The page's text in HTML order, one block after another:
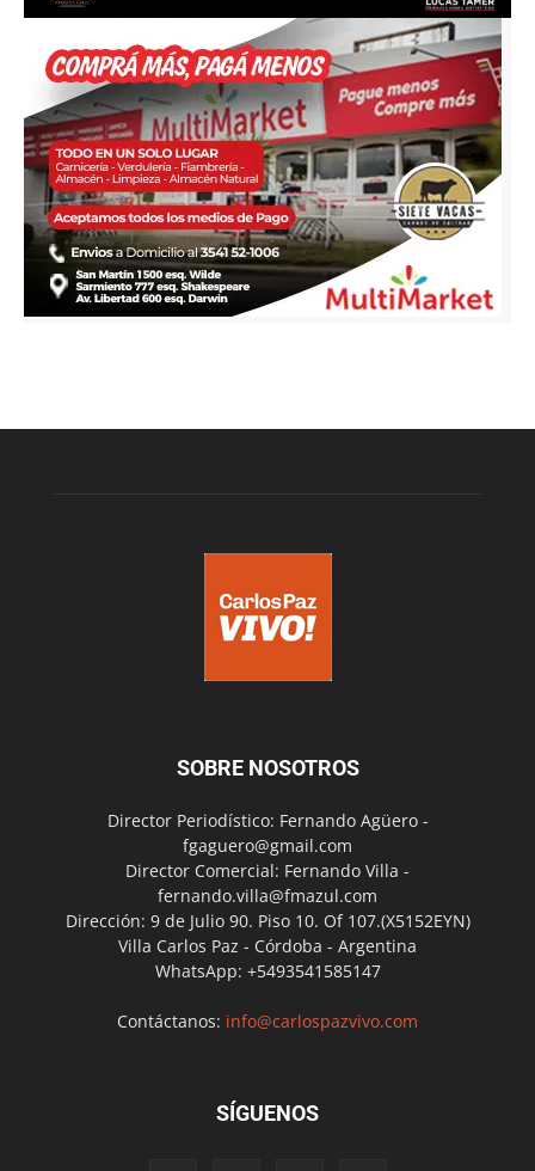
SOBRE NOSOTROS
Director Periodístico: Fernando Agüero -
fgaguero@gmail.com
Director Comercial: Fernando Villa -
fernando.villa@fmazul.com
Dirección: 9 de Julio 90. Piso 10. Of 107.(X5152EYN)
Villa Carlos Paz - Córdoba - Argentina
WhatsApp: +5493541585147
Contáctanos: info@carlospazvivo.com
SÍGUENOS